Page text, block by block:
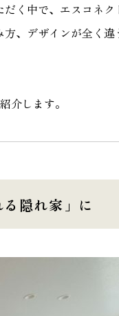
く中で、エスコネク
、デザインが全く違
介します。
隠れ家」に